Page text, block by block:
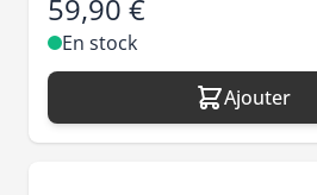
59,90 €
En stock
Ajouter